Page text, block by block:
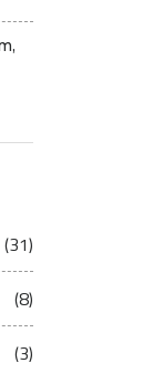
(31)
(8)
(3)